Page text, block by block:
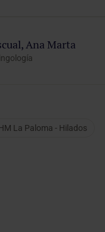
Ana Marta
La Paloma - Hilados